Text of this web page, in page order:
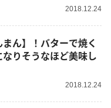
2018.12.24
ん】！バターで焼く
りそうなほど美味し
2018.12.24